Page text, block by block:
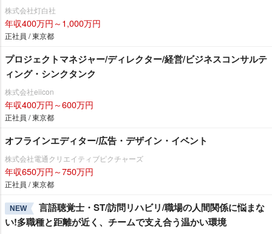
株式会社灯白社
年収400万円～1,000万円
正社員 / 東京都
プロジェクトマネジャー/ディレクター/経営/ビジネスコンサルテ
ィング・シンクタンク
株式会社eiicon
年収400万円～600万円
正社員 / 東京都
オフラインエディター/広告・デザイン・イベント
株式会社電通クリエイティブピクチャーズ
年収650万円～750万円
正社員 / 東京都
NEW
言語聴覚士・ST/訪問リハビリ/職場の人間関係に悩まな
い!多職種と距離が近く、チームで支え合う温かい環境